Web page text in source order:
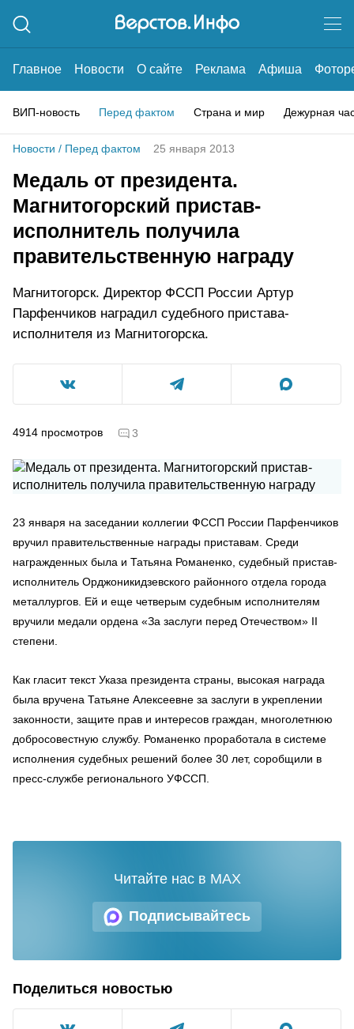
Главное Новости О сайте Реклама Афиша
ВИП-новость Перед фактом Страна и мир Дежурная
Новости / Перед фактом 25 января 2013
Медаль от президента.
Магнитогорский пристав-
исполнитель получила
правительственную награду
Магнитогорск. Директор ФССП России Артур
Парфенчиков наградил судебного пристава-
исполнителя из Магнитогорска.
4914 просмотров 3
23 января на заседании коллегии ФССП России Парфенчиков
вручил правительственные награды приставам. Среди
награжденных была и Татьяна Романенко, судебный пристав-
исполнитель Орджоникидзевского районного отдела города
металлургов. Ей и еще четверым судебным исполнителям
вручили медали ордена «За заслуги перед Отечеством» II
степени.
Как гласит текст Указа президента страны, высокая награда
была вручена Татьяне Алексеевне за заслуги в укреплении
законности, защите прав и интересов граждан, многолетнюю
добросовестную службу. Романенко проработала в системе
исполнения судебных решений более 30 лет, соробщили в
пресс-службе регионального УФССП.
Подписывайтесь
Читайте нас в MAX
Поделиться новостью